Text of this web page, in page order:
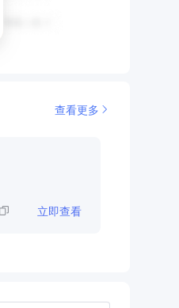
查看更多
立即查看